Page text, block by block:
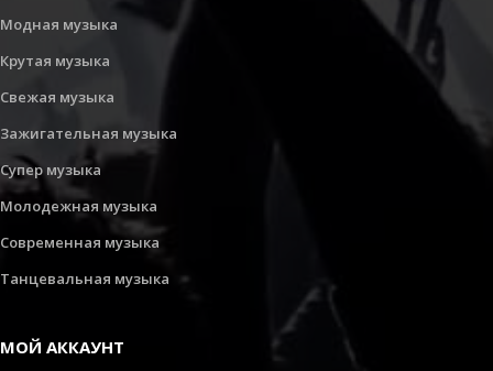
Модная музыка
Крутая музыка
Свежая музыка
Зажигательная музыка
Супер музыка
Молодежная музыка
Современная музыка
Танцевальная музыка
МОЙ АККАУНТ